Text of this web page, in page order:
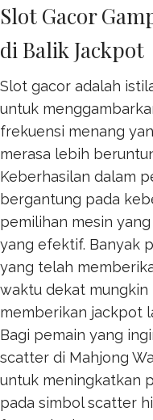
Slot Gacor
di Balik Jackpot
Slot gacor adalah
untuk
frekuensi menang
merasa lebih
Keberhasilan dalam
bergantung pada
pemilihan mesin
yang efektif. Banyak
yang telah
waktu dekat
memberikan jackpot
Bagi pemain yang
scatter di Mahjong
untuk meningkatkan
pada simbol scatter